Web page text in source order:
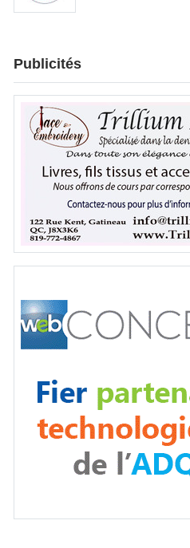
Publicités